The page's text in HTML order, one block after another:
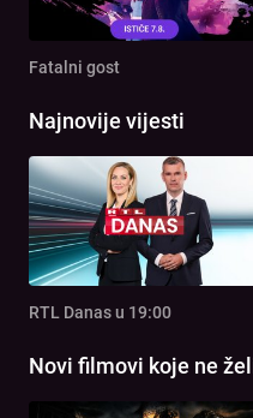
Fatalni gost
Najnovije vijesti
RTL Danas u 19:00
Novi filmovi koje ne